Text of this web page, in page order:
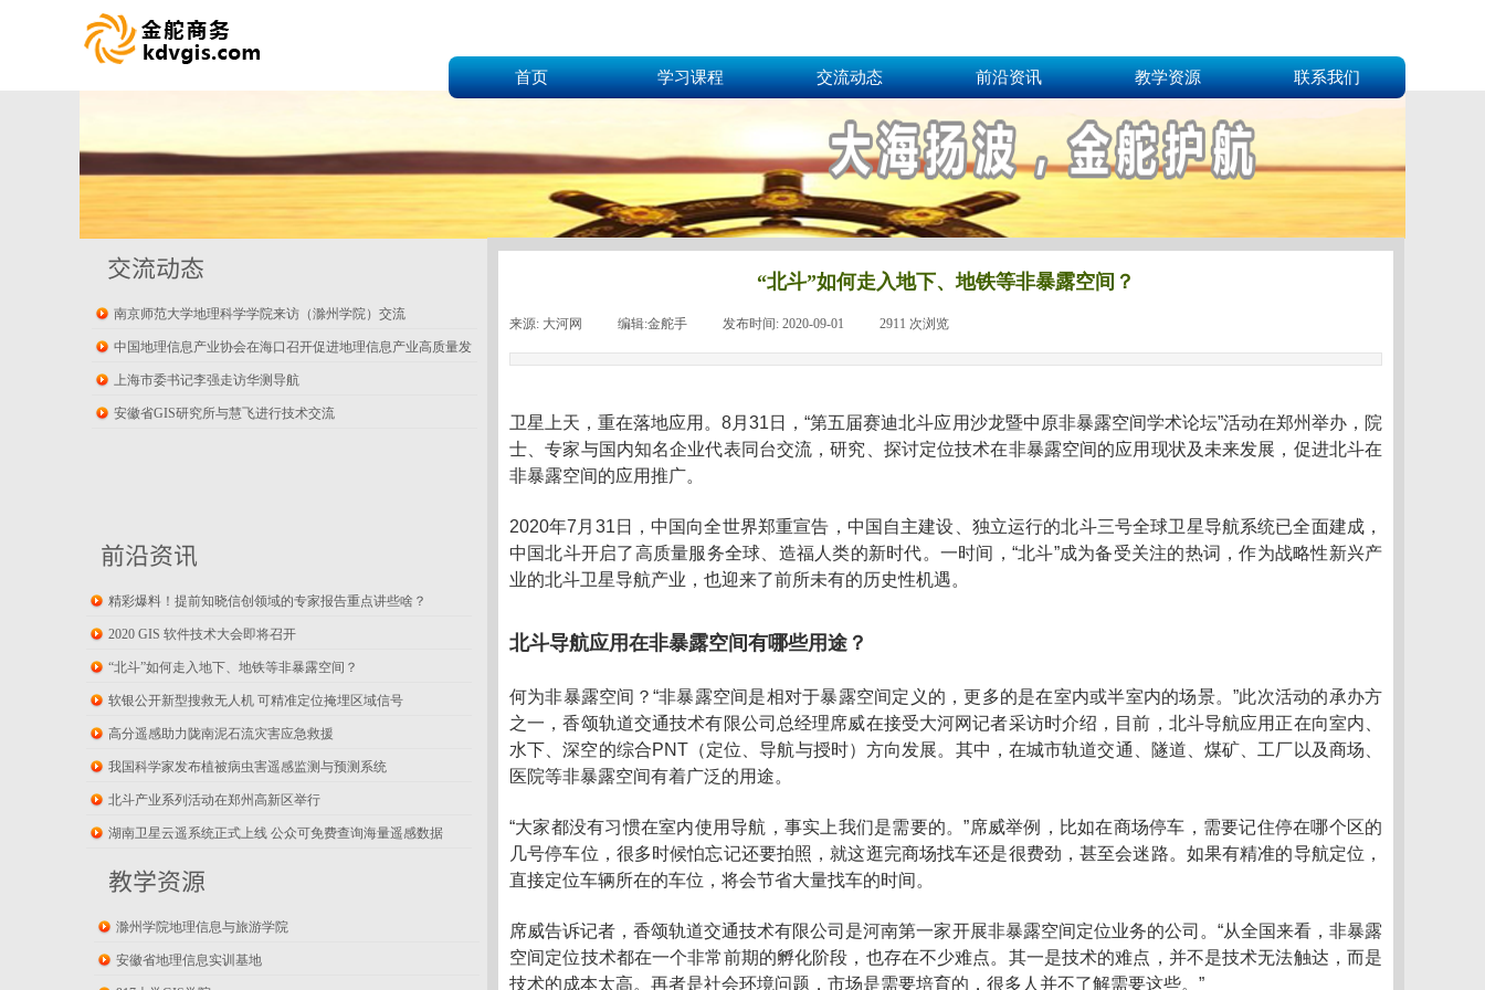
首页 学习课程 交流动态 前沿资讯 教学资源 联系我们
“北斗”如何走入地下、地铁等非暴露空间？
来源: 大河网 编辑:金舵手 发布时间: 2020-09-01 2911 次浏览
卫星上天，重在落地应用。8月31日，“第五届赛迪北斗应用沙龙暨中原非暴露空间学术论坛”活动在郑州举办，院
士、专家与国内知名企业代表同台交流，研究、探讨定位技术在非暴露空间的应用现状及未来发展，促进北斗在
非暴露空间的应用推广。
2020年7月31日，中国向全世界郑重宣告，中国自主建设、独立运行的北斗三号全球卫星导航系统已全面建成，
中国北斗开启了高质量服务全球、造福人类的新时代。一时间，“北斗”成为备受关注的热词，作为战略性新兴产
业的北斗卫星导航产业，也迎来了前所未有的历史性机遇。
北斗导航应用在非暴露空间有哪些用途？
何为非暴露空间？“非暴露空间是相对于暴露空间定义的，更多的是在室内或半室内的场景。”此次活动的承办方
之一，香颂轨道交通技术有限公司总经理席威在接受大河网记者采访时介绍，目前，北斗导航应用正在向室内、
水下、深空的综合PNT（定位、导航与授时）方向发展。其中，在城市轨道交通、隧道、煤矿、工厂以及商场、
医院等非暴露空间有着广泛的用途。
“大家都没有习惯在室内使用导航，事实上我们是需要的。”席威举例，比如在商场停车，需要记住停在哪个区的
几号停车位，很多时候怕忘记还要拍照，就这逛完商场找车还是很费劲，甚至会迷路。如果有精准的导航定位，
直接定位车辆所在的车位，将会节省大量找车的时间。
席威告诉记者，香颂轨道交通技术有限公司是河南第一家开展非暴露空间定位业务的公司。“从全国来看，非暴露
空间定位技术都在一个非常前期的孵化阶段，也存在不少难点。其一是技术的难点，并不是技术无法触达，而是
技术的成本太高。再者是社会环境问题，市场是需要培育的，很多人并不了解需要这些。”
交流动态
南京师范大学地理科学学院来访（滁州学院）交流
中国地理信息产业协会在海口召开促进地理信息产业高质量发
展座谈会
上海市委书记李强走访华测导航
安徽省GIS研究所与慧飞进行技术交流
前沿资讯
精彩爆料！提前知晓信创领域的专家报告重点讲些啥？
2020 GIS 软件技术大会即将召开
“北斗”如何走入地下、地铁等非暴露空间？
软银公开新型搜救无人机 可精准定位掩埋区域信号
高分遥感助力陇南泥石流灾害应急救援
我国科学家发布植被病虫害遥感监测与预测系统
北斗产业系列活动在郑州高新区举行
湖南卫星云遥系统正式上线 公众可免费查询海量遥感数据
教学资源
滁州学院地理信息与旅游学院
安徽省地理信息实训基地